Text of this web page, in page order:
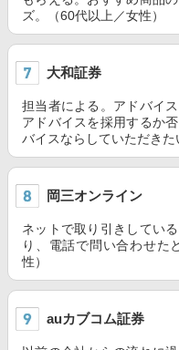
ズ。（60代以上／女性）
大和証券
担当者による。アドバイ
アドバイスを採用するか
バイスならしていただきた
岡三オンライン
ネットで取り引きしてい
り、電話で問い合わせた
性）
auカブコム証券